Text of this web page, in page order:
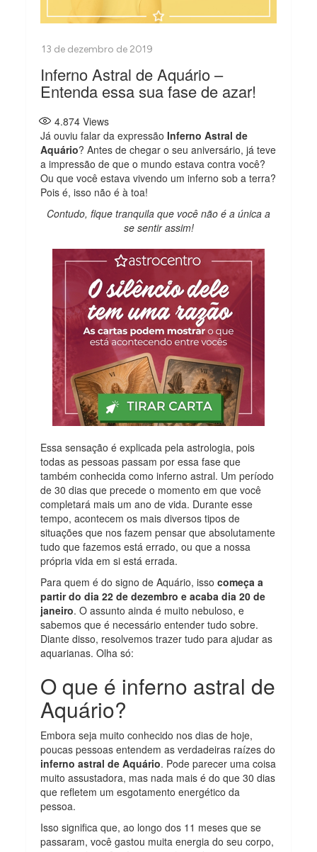
Inferno Astral de Aquário –
Entenda essa sua fase de azar!
4.874 Views
Já ouviu falar da expressãoInferno Astral de
Aquário? Antes de chegar o seu aniversário, já teve
a impressão de que o mundo estava contra você?
Ou que você estava vivendo um inferno sob a terra?
Pois é, isso não é à toa!
Contudo, fique tranquila que você não é a única a
se sentir assim!
Essa sensação é explicada pela astrologia, pois
todas as pessoas passam por essa fase que
também conhecida como inferno astral. Um período
de 30 dias que precede o momento em que você
completará mais um ano de vida. Durante esse
tempo, acontecem os mais diversos tipos de
situações que nos fazem pensar que absolutamente
tudo que fazemos está errado, ou que a nossa
própria vida em si está errada.
Para quem é do signo de Aquário, isso começa a
partir do dia 22 de dezembro e acaba dia 20 de
janeiro. O assunto ainda é muito nebuloso, e
sabemos que é necessário entender tudo sobre.
Diante disso, resolvemos trazer tudo para ajudar as
aquarianas. Olha só:
O que é inferno astral de
Aquário?
Embora seja muito conhecido nos dias de hoje,
poucas pessoas entendem as verdadeiras raízes do
inferno astral de Aquário. Pode parecer uma coisa
muito assustadora, mas nada mais é do que 30 dias
que refletem um esgotamento energético da
pessoa.
Isso significa que, ao longo dos 11 meses que se
passaram, você gastou muita energia do seu corpo,